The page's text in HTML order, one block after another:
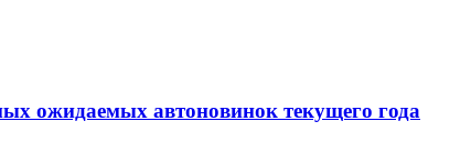
ожидаемых автоновинок текущего года